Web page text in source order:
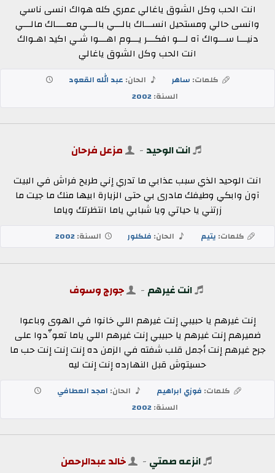
انت الحب وكل الشوق ياغالي عمري كله هواك انسى ناسي
وانسى حالي ومستحيل انســـاك بالـــي بالـــي معــــاك مالـــي
دنيـــا ســـواك آه لـــو افكـــر يـــوم اهـــوا شـي اكيد اهـواك
انت الحب وكل الشوق ياغالي
كلمات: ساهر الحان: عبد الله القعود
السنة:2002
انت الوحيد - مزعل فرحان
انت الوحيد الذي سبب عذابي ما تدري إني طريح فراش في البيت
آون وابكي وطيفك مادرى بي حتى الزيارة ابيها منك ما جيت ما
زرتني يا حياتي ويا شبابي ياما انتظرتك وياما
كلمات: يتيم الحان: فلكلور السنة:2002
انت غيرهم - جورج وسوف
إنت غيرهم يا حبيبي إنت غيرهم اللي خانوا في الهوى وباعوا
ضميرهم إنت غيرهم يا حبيبي إنت غيرهم اللي ياما تعوِّدوا على
جرح غيرهم إنت أجمل قلب شفته في الزمن ده إنت إنت إنت حب ما
حسيتوش قبل النهارده إنت إنت ليه
كلمات: فوزي ابراهيم الحان: امجد العطافي
السنة:2002
انزعه صمتي - خالد عبدالرحمن